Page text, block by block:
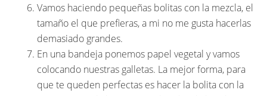
Vamos haciendo pequeñas bolitas con la mezcla, el
tamaño el que prefieras, a mi no me gusta hacerlas
demasiado grandes.
En una bandeja ponemos papel vegetal y vamos
colocando nuestras galletas. La mejor forma, para
que te queden perfectas es hacer la bolita con la